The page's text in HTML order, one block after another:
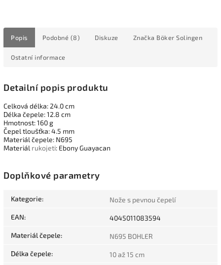
Popis Podobné (8) Diskuze Značka Böker Solingen
Ostatní informace
Detailní popis produktu
Celková délka: 24.0 cm
Délka čepele: 12.8 cm
Hmotnost: 160 g
Čepel tloušťka: 4.5 mm
Materiál čepele: N695
Materiál rukojeti: Ebony Guayacan
Doplňkové parametry
Kategorie: Nože s pevnou čepelí
EAN: 4045011083594
Materiál čepele: N695 BOHLER
Délka čepele: 10 až 15 cm